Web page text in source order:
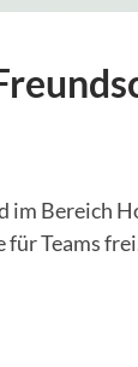
im Bereich
Teams